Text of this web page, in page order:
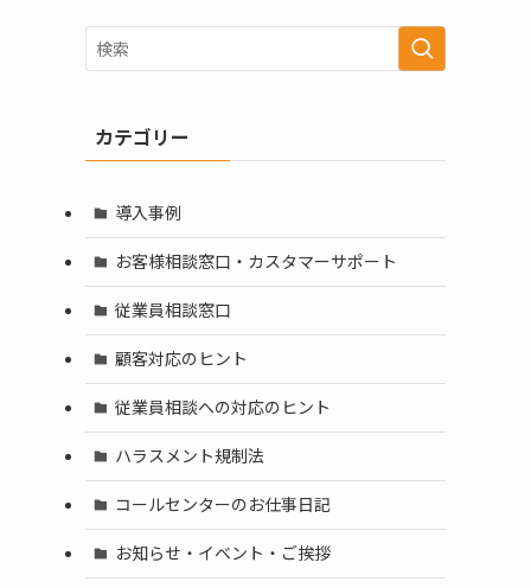
カテゴリー
導入事例
お客様相談窓口・カスタマーサポート
従業員相談窓口
顧客対応のヒント
従業員相談への対応のヒント
ハラスメント規制法
コールセンターのお仕事日記
お知らせ・イベント・ご挨拶